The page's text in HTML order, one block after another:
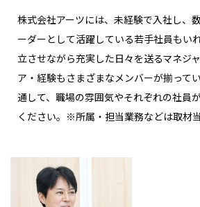
株式会社アーツには、未経験で入社し、
ーダーとして活躍している若手社員もい
立させながら充実した日々を送るマネジ
ア・経験もさまざまなメンバーが揃って
通して、職場の雰囲気やそれぞれの社員
ください。※所属・担当業務などは取材